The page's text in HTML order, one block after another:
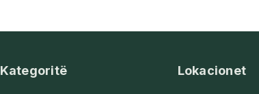
Kategoritë Lokacionet